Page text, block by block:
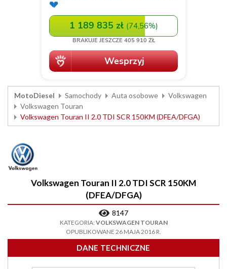
MotoDiesel Samochody Auta osobowe
Volkswagen
Volkswagen Touran
Volkswagen Touran II 2.0 TDI SCR 150KM (DFEA/DFGA)
Volkswagen Touran II 2.0 TDI SCR 150KM
(DFEA/DFGA)
8147
KATEGORIA: VOLKSWAGEN TOURAN
OPUBLIKOWANE 26 MAJA 2016 R.
DANE TECHNICZNE